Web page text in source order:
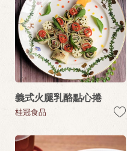
義式火腿乳酪點心捲
桂冠食品